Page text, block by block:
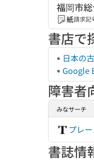
福岡市
紙請求記
書店で
日本の
Google
障害者
みなサーチ
プレ
書誌情